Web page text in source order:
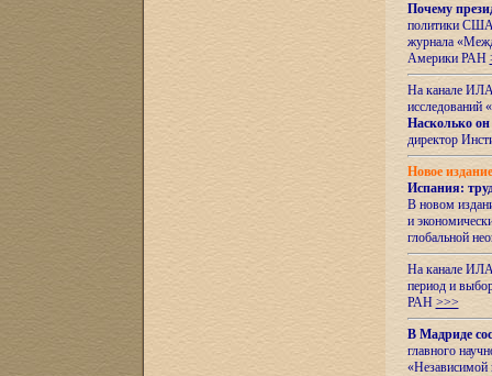
Почему
политики США
журнала
Америки РАН
На канале ИЛА
исследований «
Насколько он
директор
Новое
Испания:
В новом
и
глобальной
На канале
период и
РАН >>>
В Мадриде
главного
«Независимой